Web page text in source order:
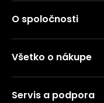
O spoločnosti
Všetko o nákupe
Servis a podpora